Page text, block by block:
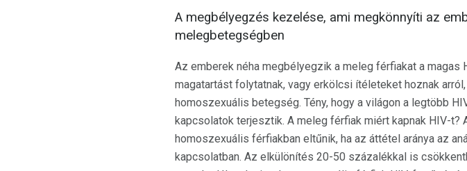
A megbélyegzés kezelése, ami megkönnyíti az
melegbetegségben
Az emberek néha megbélyegzik a meleg férfiakat a
magatartást folytatnak, vagy erkölcsi ítéleteket hoznak
homoszexuális betegség. Tény, hogy a világon a legtöbb
kapcsolatok terjesztik. A meleg férfiak miért kapnak HIV-
homoszexuális férfiakban eltűnik, ha az áttétel aránya az
kapcsolatban. Az elkülönítés 20-50 százalékkal is